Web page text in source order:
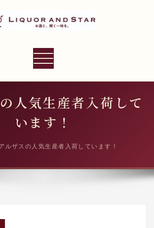
STAR
ナ
ー
ョ
切
り
人気生産者入荷して
います！
ルザスの人気生産者入荷しています！